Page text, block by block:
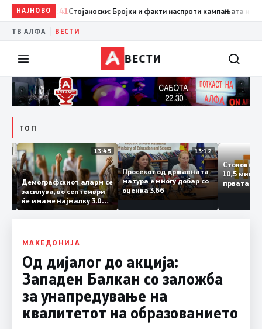
НАЈНОВО
17:41Стојаноски: Бројки и факти наспроти кампањата на
ТВ АЛФА ВЕСТИ
ВЕСТИ
ТОП
14:12 13:45
Демографскиот аларм се
засилува, во септември
ќе имаме најмалку 3.000
првачиња помалку
13:12
Просекот од државната
матура е многу добар со
оценка 3,66
10,5
првата
МАКЕДОНИЈА
Од дијалог до акција:
Западен Балкан со заложба
за унапредување на
квалитетот на образованието